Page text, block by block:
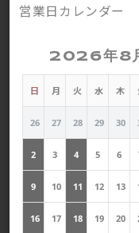
営業日カレンダー
2026年8
日 月 火 水 木
26 27 28 29 30
2 3 4 5 6
9 10 11 12 13
16 17 18 19 20